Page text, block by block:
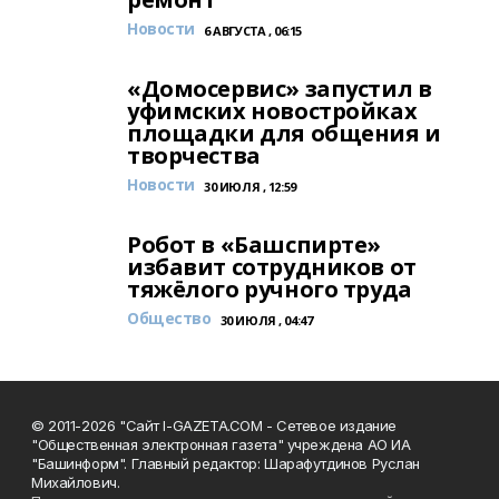
Новости 6 АВГУСТА , 06:15
«Домосервис» запустил в
уфимских новостройках
площадки для общения и
творчества
Новости 30 ИЮЛЯ , 12:59
Робот в «Башспирте»
избавит сотрудников от
тяжёлого ручного труда
Общество 30 ИЮЛЯ , 04:47
© 2011-2026 "Сайт I-GAZETA.COM - Сетевое издание
"Общественная электронная газета" учреждена АО ИА
"Башинформ". Главный редактор: Шарафутдинов Руслан
Михайлович.